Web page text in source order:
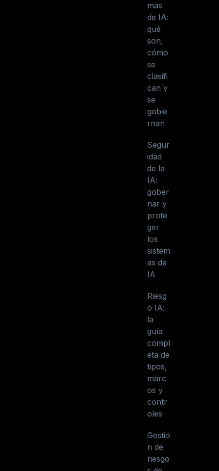
mas
de IA:
qué
son,
cómo
se
clasifi
can y
se
gobie
rnan
Segur
idad
de la
IA:
gober
nar y
prote
ger
los
sistem
as de
IA
Riesg
o IA:
la
guía
compl
eta de
tipos,
marc
os y
contr
oles
Gestió
n de
riesgo